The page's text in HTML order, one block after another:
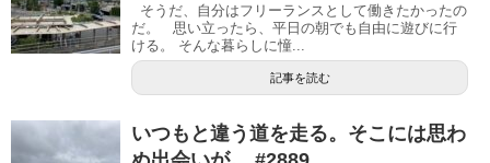
そうだ、自分はフリーランスとして働きたかったの
だ。 思い立ったら、平日の朝でも自由に遊びに行
ける。 そんな暮らしに憧...
記事を読む
いつもと違う道を走る。そこには思わ